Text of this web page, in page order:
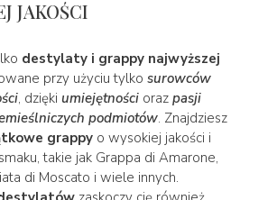
JAKOŚCI
destylaty i grappy najwyższej
przy użyciu tylko surowców
, dzięki umiejętnościoraz pasji
podmiotów. Znajdziesz
grappyo wysokiej jakości i
takie jak Grappa di Amarone,
di Moscato i wiele innych.